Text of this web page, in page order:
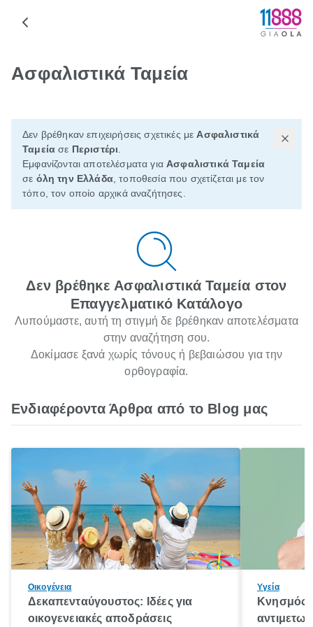
Ασφαλιστικά Ταμεία
Δεν βρέθηκαν επιχειρήσεις σχετικές με Ασφαλιστικά
Ταμεία σε Περιστέρι
Εμφανίζονται αποτελέσματα για Ασφαλιστικά Ταμεία
σε όλη την Ελλάδα, τοποθεσία που σχετίζεται με τον
τόπο, τον οποίο αρχικά αναζήτησες.
Δεν βρέθηκε Ασφαλιστικά Ταμεία στον
Επαγγελματικό Κατάλογο
Λυπούμαστε, αυτή τη στιγμή δε βρέθηκαν αποτελέσματα
στην αναζήτηση σου.
Δοκίμασε ξανά χωρίς τόνους ή βεβαιώσου για την
ορθογραφία.
Ενδιαφέροντα Άρθρα από το Blog μας
Οικογένεια
Δεκαπενταύγουστος: Ιδέες για
οικογενειακές αποδράσεις
Υγεία
Κνησμός: